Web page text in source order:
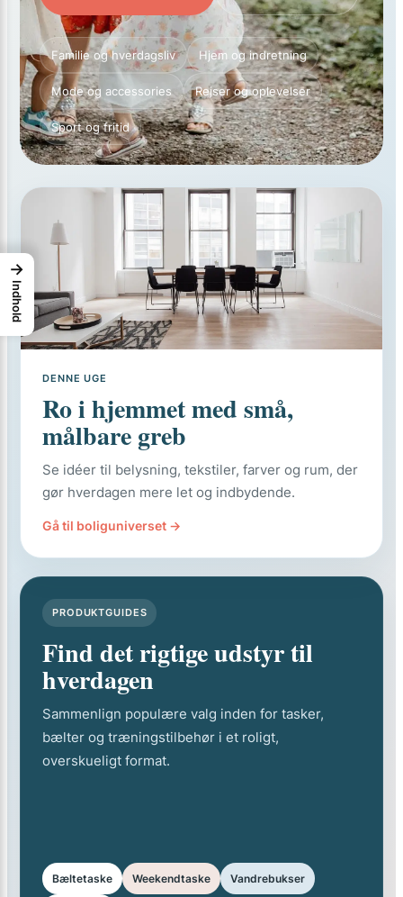
Familie og hverdagsliv Hjem og indretning
Mode og accessories Rejser og oplevelser
Sport og fritid
DENNE UGE
Ro i hjemmet med små,
målbare greb
Se idéer til belysning, tekstiler, farver og rum, der
gør hverdagen mere let og indbydende.
Gå til boliguniverset →
PRODUKTGUIDES
Find det rigtige udstyr til
hverdagen
Sammenlign populære valg inden for tasker,
bælter og træningstilbehør i et roligt,
overskueligt format.
Bæltetaske Weekendtaske Vandrebukser
→
Indhold